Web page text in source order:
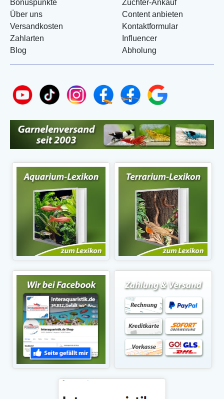
Bonuspunkte
Über uns
Versandkosten
Zahlarten
Blog
Züchter-Ankauf
Content anbieten
Kontaktformular
Influencer
Abholung